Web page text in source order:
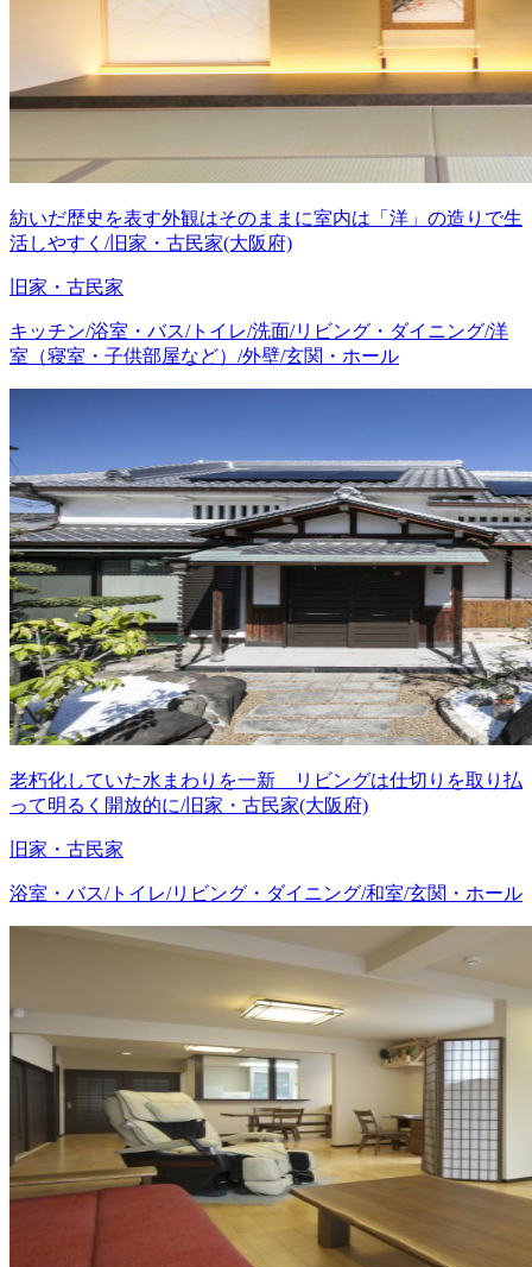
紡いだ歴史を表す外観はそのままに室内は「洋」の造りで生
活しやすく/旧家・古民家(大阪府)
旧家・古民家
キッチン/浴室・バス/トイレ/洗面/リビング・ダイニング/洋
室（寝室・子供部屋など）/外壁/玄関・ホール
老朽化していた水まわりを一新 リビングは仕切りを取り払
って明るく開放的に/旧家・古民家(大阪府)
旧家・古民家
浴室・バス/トイレ/リビング・ダイニング/和室/玄関・ホール